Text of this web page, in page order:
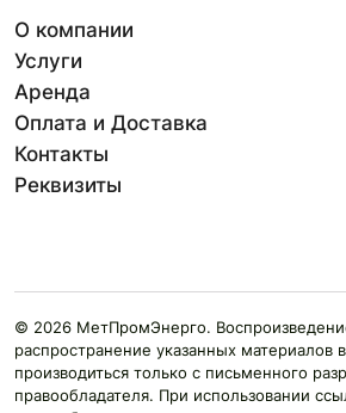
О компании
Услуги
Аренда
Оплата и Доставка
Контакты
Реквизиты
© 2026 МетПромЭнерго.
распространение указанных
производиться только с письменного
правообладателя. При использовании